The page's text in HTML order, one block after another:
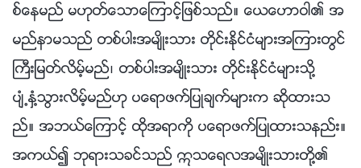
စ္ေနမည္ မဟုတ္ေသာေၾကာင့္ျဖစ္သည္။ ေယေဟာဝါ၏ အ
မည္နာမသည္ တစ္ပါးအမ်ိဳးသား တိုင္းႏိုင္ငံမ်ားအၾကားတြင္
ႀကီးျမတ္လိမ့္မည္၊ တစ္ပါးအမ်ိဳးသား တိုင္းႏိုင္ငံမ်ားသို႔
ပ်ံ႕ႏွံ႔သြားလိမ့္မည္ဟု ပေရာဖက္ျပဳခ်က္မ်ားက ဆိုထားသ
ည္။ အဘယ္ေၾကာင့္ ထိုအရာကို ပေရာဖက္ျပဳထားသနည္း။
အကယ္၍ ဘုရားသခင္သည္ ဣသေရလအမ်ိဳးသားတို႔၏